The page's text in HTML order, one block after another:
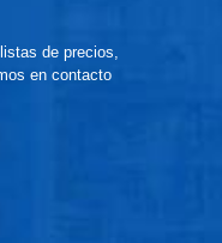
de precios,
en contacto